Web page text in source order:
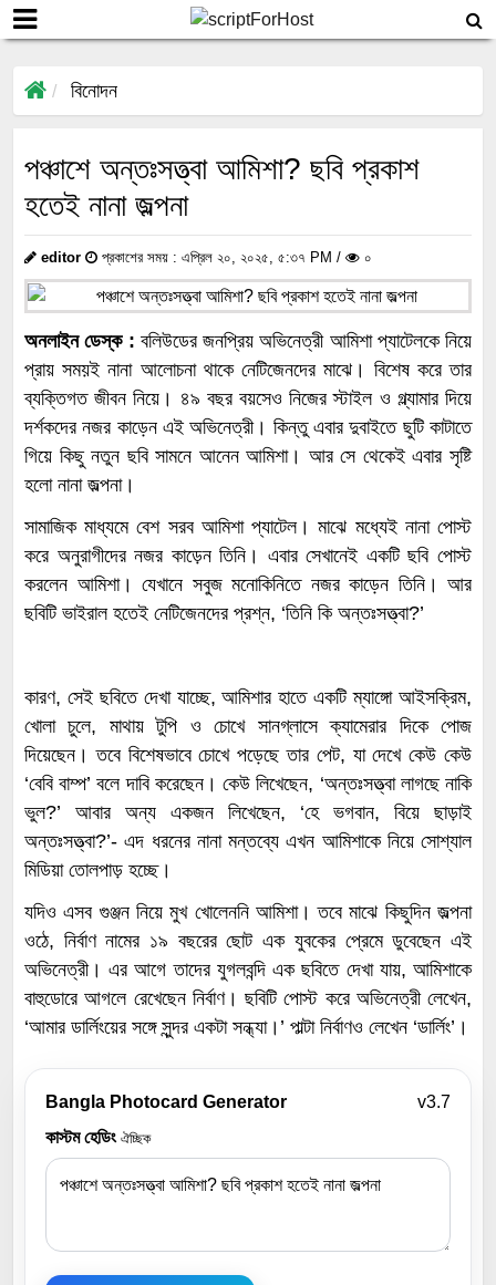
বিনোদন
পঞ্চাশে অন্তঃসত্ত্বা আমিশা? ছবি প্রকাশ
হতেই নানা জল্পনা
editor প্রকাশের সময় : এপ্রিল ২০, ২০২৫, ৫:৩৭ PM / ০
অনলাইন ডেস্ক : বলিউডের জনপ্রিয় অভিনেত্রী আমিশা প্যাটেলকে নিয়ে
প্রায় সময়ই নানা আলোচনা থাকে নেটিজেনদের মাঝে। বিশেষ করে তার
ব্যক্তিগত জীবন নিয়ে। ৪৯ বছর বয়সেও নিজের স্টাইল ও গ্ল্যামার দিয়ে
দর্শকদের নজর কাড়েন এই অভিনেত্রী। কিন্তু এবার দুবাইতে ছুটি কাটাতে
গিয়ে কিছু নতুন ছবি সামনে আনেন আমিশা। আর সে থেকেই এবার সৃষ্টি
হলো নানা জল্পনা।
সামাজিক মাধ্যমে বেশ সরব আমিশা প্যাটেল। মাঝে মধ্যেই নানা পোস্ট
করে অনুরাগীদের নজর কাড়েন তিনি। এবার সেখানেই একটি ছবি পোস্ট
করলেন আমিশা। যেখানে সবুজ মনোকিনিতে নজর কাড়েন তিনি। আর
ছবিটি ভাইরাল হতেই নেটিজেনদের প্রশ্ন, ‘তিনি কি অন্তঃসত্ত্বা?’
কারণ, সেই ছবিতে দেখা যাচ্ছে, আমিশার হাতে একটি ম্যাঙ্গো আইসক্রিম,
খোলা চুলে, মাথায় টুপি ও চোখে সানগ্লাসে ক্যামেরার দিকে পোজ
দিয়েছেন। তবে বিশেষভাবে চোখে পড়েছে তার পেট, যা দেখে কেউ কেউ
‘বেবি বাম্প’ বলে দাবি করেছেন। কেউ লিখেছেন, ‘অন্তঃসত্ত্বা লাগছে নাকি
ভুল?’ আবার অন্য একজন লিখেছেন, ‘হে ভগবান, বিয়ে ছাড়াই
অন্তঃসত্ত্বা?’- এদ ধরনের নানা মন্তব্যে এখন আমিশাকে নিয়ে সোশ্যাল
মিডিয়া তোলপাড় হচ্ছে।
যদিও এসব গুঞ্জন নিয়ে মুখ খোলেননি আমিশা। তবে মাঝে কিছুদিন জল্পনা
ওঠে, নির্বাণ নামের ১৯ বছরের ছোট এক যুবকের প্রেমে ডুবেছেন এই
অভিনেত্রী। এর আগে তাদের যুগলবন্দি এক ছবিতে দেখা যায়, আমিশাকে
বাহুডোরে আগলে রেখেছেন নির্বাণ। ছবিটি পোস্ট করে অভিনেত্রী লেখেন,
‘আমার ডার্লিংয়ের সঙ্গে সুন্দর একটা সন্ধ্যা।’ পাল্টা নির্বাণও লেখেন ‘ডার্লিং’।
Bangla Photocard Generator
v3.7
কাস্টম হেডিং ঐচ্ছিক